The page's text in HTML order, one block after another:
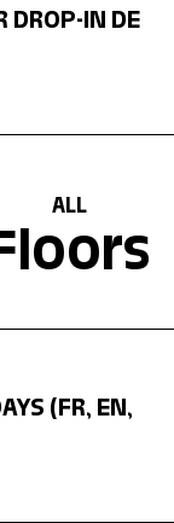
DROP-IN DE
ALL
(FR, EN,